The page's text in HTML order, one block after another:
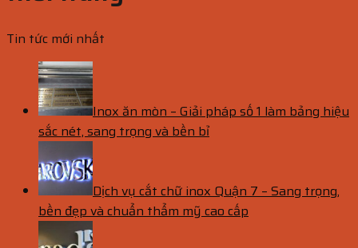
Tin tức mới nhất
Inox ăn mòn – Giải pháp số 1 làm bảng hiệu
sắc nét, sang trọng và bền bỉ
Dịch vụ cắt chữ inox Quận 7 – Sang trọng,
bền đẹp và chuẩn thẩm mỹ cao cấp